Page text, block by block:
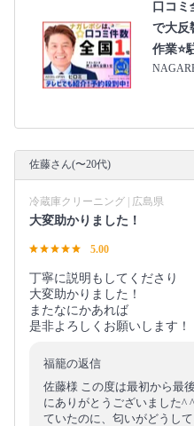
口コミ
で大反
作業⭐
佐藤さん(〜20代)
冷蔵庫クリーニング | 広島県
大変助かりました！
5.00
丁寧に説明もしてくださり
大変助かりました！
またなにかあれば
是非よろしくお願いします！
福籠の返信
佐藤様 この度は最初から最
にありがとうございました^
ていたのに、匂いがどうし